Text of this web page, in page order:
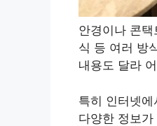
안경이나 콘
식 등 여러 방
내용도 달라
특히 인터넷에
다양한 정보